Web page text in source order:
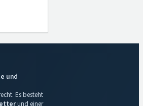
und
Es besteht
und einer